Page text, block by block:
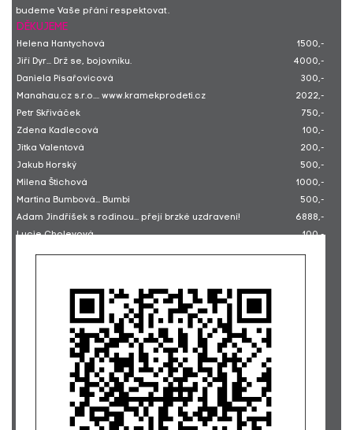
budeme Vaše přání respektovat.
DĚKUJEME
Helena Hantychová
1500,-
Jiří Dyr... Drž se, bojovníku.
4000,-
Daniela Písařovicová
300,-
Manahau.cz s.r.o.... www.kramekprodeti.cz
2022,-
Petr Skřiváček
750,-
Zdena Kadlecová
100,-
Jitka Valentová
200,-
Jakub Horský
500,-
Milena Štichová
1000,-
Martina Bumbová... Bumbi
500,-
Adam Jindříšek s rodinou... přejí brzké uzdravení!
6888,-
Lucie Cholevová
100,-
Markéta Soukupová... příspěvek na přání
Kristýna Havlíková
Ing. Monika Švaříčková
Milan Kalaš... na podporu "Splněných přání"
Sabina Schweinerová